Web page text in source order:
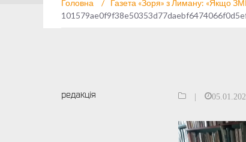
79ff309e2cba83f0
Головна / Газета «Зоря» з Лиману: «Якщо
редакція